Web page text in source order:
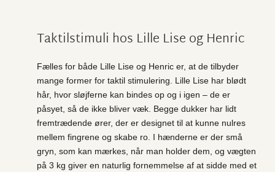
Taktilstimuli hos Lille Lise og Henric
Fælles for både Lille Lise og Henric er, at de tilbyder
mange former for taktil stimulering. Lille Lise har blødt
hår, hvor sløjferne kan bindes op og i igen – de er
påsyet, så de ikke bliver væk. Begge dukker har lidt
fremtrædende ører, der er designet til at kunne nulres
mellem fingrene og skabe ro. I hænderne er der små
gryn, som kan mærkes, når man holder dem, og vægten
på 3 kg giver en naturlig fornemmelse af at sidde med et